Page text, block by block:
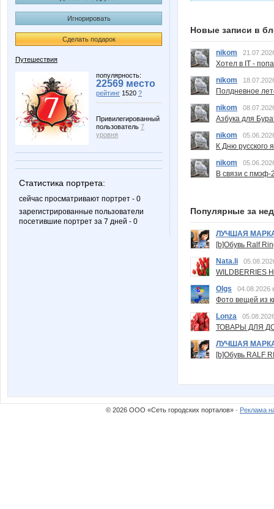
Игнорировать
Сделать подарок
Путешествия
популярность:
22569 место
рейтинг 1520 ?
Привилегированный
пользователь 7
уровня
Статистика портрета:
сейчас просматривают портрет - 0
зарегистрированные пользователи
посетившие портрет за 7 дней - 0
Новые записи в
nikom
Хотел в IT -
nikom
Полдневное
nikom
Азбука для
nikom
К Дню русского
nikom
В связи с пмэф-
Популярные за
ЛУЧШАЯ
[b]Обувь Ralf
Nata.li
Olgs
04.08.2026
Фото вещей из
Lonza
ТОВАРЫ ДЛЯ
ЛУЧШАЯ
[b]Обувь RALF
© 2026 ООО «Сеть городских порталов» · Реклама